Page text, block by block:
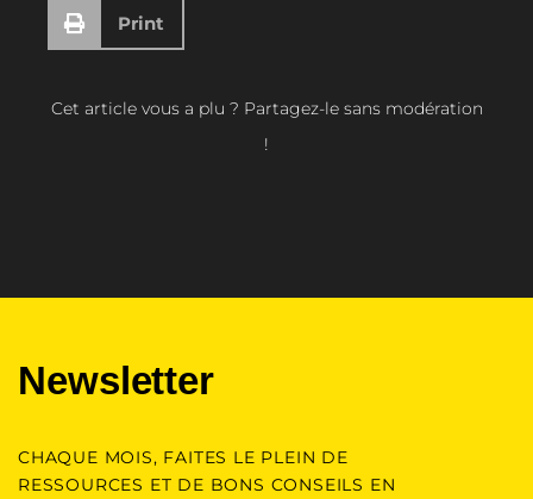
Print
Cet article vous a plu ? Partagez-le sans modération
!
Newsletter
CHAQUE MOIS, FAITES LE PLEIN DE
RESSOURCES ET DE BONS CONSEILS EN